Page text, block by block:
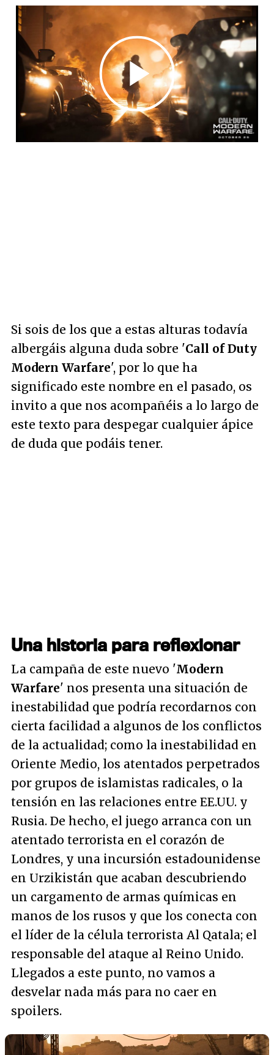
Si sois de los que a estas alturas todavía
albergáis alguna duda sobre 'Call of Duty
Modern Warfare', por lo que ha
significado este nombre en el pasado, os
invito a que nos acompañéis a lo largo de
este texto para despegar cualquier ápice
de duda que podáis tener.
Una historia para reflexionar
La campaña de este nuevo 'Modern
Warfare' nos presenta una situación de
inestabilidad que podría recordarnos con
cierta facilidad a algunos de los conflictos
de la actualidad; como la inestabilidad en
Oriente Medio, los atentados perpetrados
por grupos de islamistas radicales, o la
tensión en las relaciones entre EE.UU. y
Rusia. De hecho, el juego arranca con un
atentado terrorista en el corazón de
Londres, y una incursión estadounidense
en Urzikistán que acaban descubriendo
un cargamento de armas químicas en
manos de los rusos y que los conecta con
el líder de la célula terrorista Al Qatala; el
responsable del ataque al Reino Unido.
Llegados a este punto, no vamos a
desvelar nada más para no caer en
spoilers.